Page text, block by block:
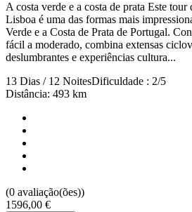
A costa verde e a costa de prata Este
Lisboa é uma das formas mais
Verde e a Costa de Prata de Portugal.
fácil a moderado, combina extensas
deslumbrantes e experiências cultura...
13 Dias / 12 NoitesDificuldade : 2/5
Distância: 493 km
(0 avaliação(ões))
1596,00 €